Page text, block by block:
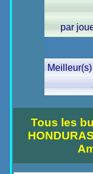
par
Tous les